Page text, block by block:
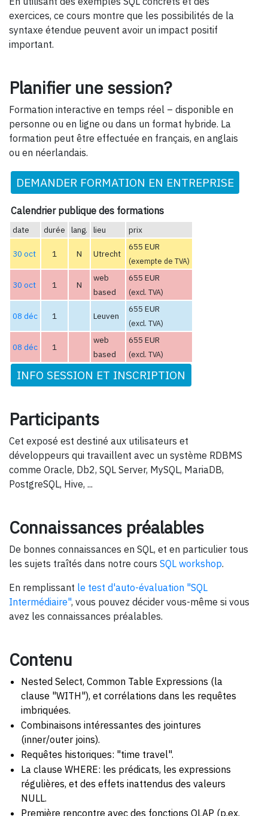
exercices, ce cours montre que les possibilités de la
syntaxe étendue peuvent avoir un impact positif
important.
Planifier une session?
Formation interactive en temps réel – disponible en
personne ou en ligne ou dans un format hybride. La
formation peut être effectuée en français, en anglais
ou en néerlandais.
DEMANDER FORMATION EN ENTREPRISE
Calendrier publique des formations
date durée lang. lieu prix
30 oct 1 N Utrecht
655 EUR
(exempte de TVA)
30 oct 1 N
web
based
655 EUR
(excl. TVA)
08 déc 1 Leuven
655 EUR
(excl. TVA)
08 déc 1
web
based
655 EUR
(excl. TVA)
INFO SESSION ET INSCRIPTION
Participants
Cet exposé est destiné aux utilisateurs et
développeurs qui travaillent avec un système RDBMS
comme Oracle, Db2, SQL Server, MySQL, MariaDB,
PostgreSQL, Hive, ...
Connaissances préalables
De bonnes connaissances en SQL, et en particulier tous
les sujets traîtés dans notre cours SQL workshop.
En remplissant le test d'auto-évaluation "SQL
Intermédiaire", vous pouvez décider vous-même si vous
avez les connaissances préalables.
Contenu
Nested Select, Common Table Expressions (la
clause "WITH"), et corrélations dans les requêtes
imbriquées.
Combinaisons intéressantes des jointures
(inner/outer joins).
Requêtes historiques: "time travel".
La clause WHERE: les prédicats, les expressions
régulières, et des effets inattendus des valeurs
NULL.
Première rencontre avec des fonctions OLAP (p.ex.